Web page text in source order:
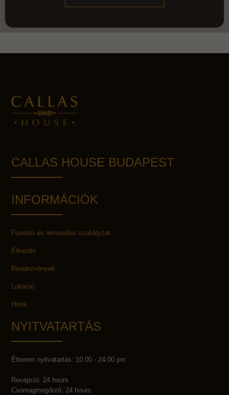
CALLAS HOUSE BUDAPEST
INFORMÁCIÓK
Fizetési és lemondási szabályzat
Étkezés
Rendezvények
Lokáció
Hírek
NYITVATARTÁS
Étterem nyitvatartás: 10:00 - 24:00 pm
Recepció: 24 hours
Csomagmegőrző: 24 hours